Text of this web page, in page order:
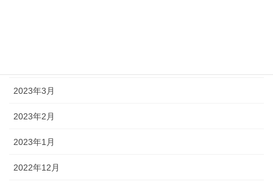
2023年3月
2023年2月
2023年1月
2022年12月